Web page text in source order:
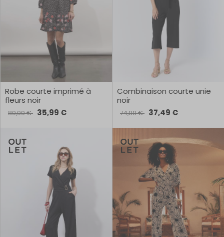
Robe courte imprimé à
fleurs noir
89,99 € 35,99 €
Combinaison courte unie
noir
74,99 € 37,49 €